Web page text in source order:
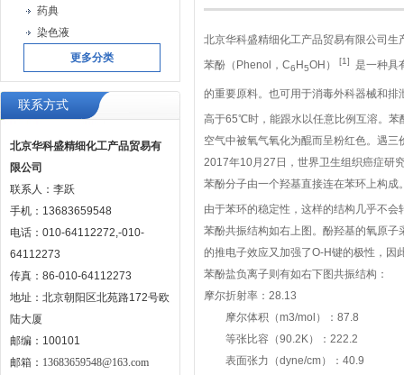
药典
染色液
更多分类
联系方式
北京华科盛精细化工产品贸易有
限公司
联系人：李跃
手机：13683659548
电话：010-64112272,-010-
64112273
传真：86-010-64112273
地址：北京朝阳区北苑路172号欧
陆大厦
邮编：100101
邮箱： 13683659548@163.com
北京华科盛精细化工产品贸易有限公司生
苯酚（Phenol，C6 H5OH） [1] 是一种具
的重要原料。也可用于消毒外科器械和排
高于65℃时，能跟水以任意比例互溶。苯
空气中被氧气氧化为醌而呈粉红色。遇
2017年10月27日，世界卫生组织癌症研
苯酚分子由一个羟基直接连在苯环上构成
由于苯环的稳定性，这样的结构几乎不会
苯酚共振结构如右上图。酚羟基的氧原
的推电子效应又加强了O-H键的极性，因
苯酚盐负离子则有如右下图共振结构：
摩尔折射率：28.13
摩尔体积（m3/mol）：87.8
等张比容（90.2K）：222.2
表面张力（dyne/cm）：40.9